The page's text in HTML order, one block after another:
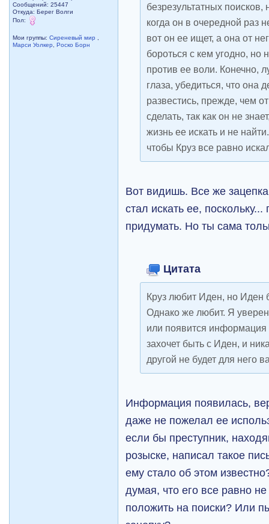
Сообщений: 25447
Откуда: Берег Волги
Пол:
Мои группы:Сиреневый мир
Марси Уолкер
,Роско Борн
безрезультатных
когда он в очередной раз
вот он ее ищет, а она от
бороться с кем угодно, но
против ее воли. Конечно,
глаза, убедиться, что она
развестись, прежде, чем
сделать, так как он не
жизнь ее искать и не
чтобы Круз все равно
Вот видишь. Все же
стал искать ее,
придумать. Но ты сама
Цитата
Круз любит Иден, но Иден
Однако же любит. Я
или появится информация
захочет быть с Иден, и
другой не будет для него
Информация появилась,
даже не пожелал ее
если бы преступник,
розыске, написал такое
ему стало об этом
думая, что его все равно
положить на поиски? Или